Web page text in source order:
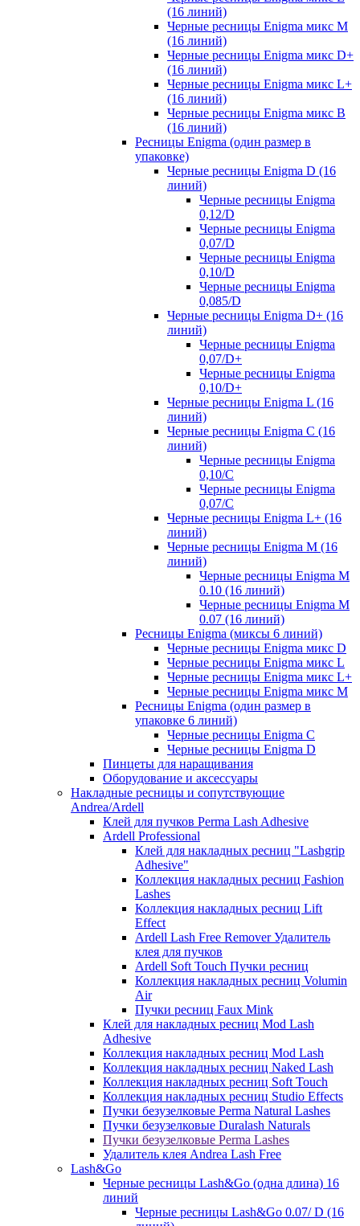
(16 линий)
Черные ресницы Enigma микс M
(16 линий)
Черные ресницы Enigma микс D+
(16 линий)
Черные ресницы Enigma микс L+
(16 линий)
Черные ресницы Enigma микс В
(16 линий)
Ресницы Enigma (один размер в
упаковке)
Черные ресницы Enigma D (16
линий)
Черные ресницы Enigma
0,12/D
Черные ресницы Enigma
0,07/D
Черные ресницы Enigma
0,10/D
Черные ресницы Enigma
0,085/D
Черные ресницы Enigma D+ (16
линий)
Черные ресницы Enigma
0,07/D+
Черные ресницы Enigma
0,10/D+
Черные ресницы Enigma L (16
линий)
Черные ресницы Enigma C (16
линий)
Черные ресницы Enigma
0,10/C
Черные ресницы Enigma
0,07/С
Черные ресницы Enigma L+ (16
линий)
Черные ресницы Enigma M (16
линий)
Черные ресницы Enigma M
0.10 (16 линий)
Черные ресницы Enigma M
0.07 (16 линий)
Ресницы Enigma (миксы 6 линий)
Черные ресницы Enigma микс D
Черные ресницы Enigma микс L
Черные ресницы Enigma микс L+
Черные ресницы Enigma микс M
Ресницы Enigma (один размер в
упаковке 6 линий)
Черные ресницы Enigma C
Черные ресницы Enigma D
Пинцеты для наращивания
Оборудование и аксессуары
Накладные ресницы и сопутствующие
Andrea/Ardell
Клей для пучков Perma Lash Adhesive
Ardell Professional
Клей для накладных ресниц "Lashgrip
Adhesive"
Коллекция накладных ресниц Fashion
Lashes
Коллекция накладных ресниц Lift
Effect
Ardell Lash Free Remover Удалитель
клея для пучков
Ardell Soft Touch Пучки ресниц
Коллекция накладных ресниц Volumin
Air
Пучки ресниц Faux Mink
Клей для накладных ресниц Mod Lash
Adhesive
Коллекция накладных ресниц Mod Lash
Коллекция накладных ресниц Naked Lash
Коллекция накладных ресниц Soft Touch
Коллекция накладных ресниц Studio Effects
Пучки безузелковые Perma Natural Lashes
Пучки безузелковые Duralash Naturals
Пучки безузелковые Perma Lashes
Удалитель клея Andrea Lash Free
Lash&Go
Черные ресницы Lash&Go (одна длина) 16
линий
Черные ресницы Lash&Go 0.07/ D (16